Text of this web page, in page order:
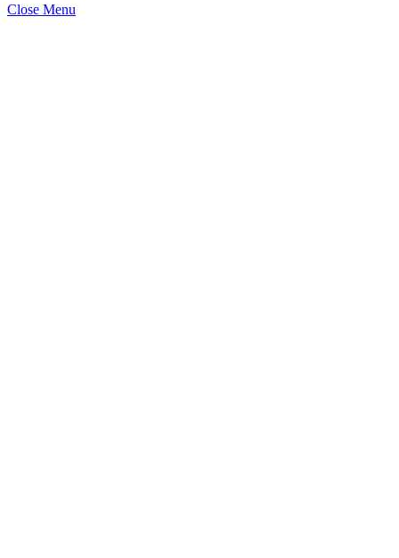
Close Menu